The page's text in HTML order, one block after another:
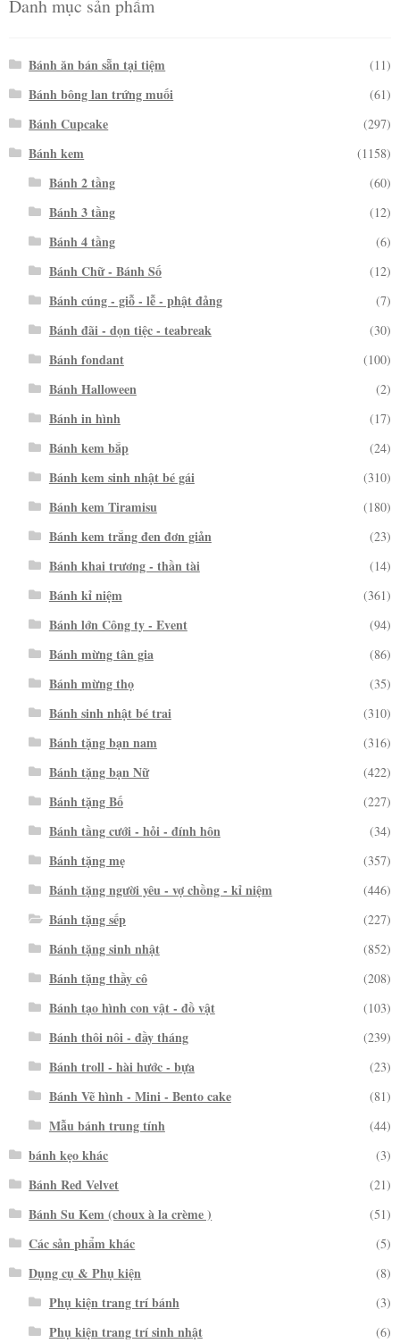
Danh mục sản phẩm
Bánh ăn bán sẵn tại tiệm (11)
Bánh bông lan trứng muối (61)
Bánh Cupcake (297)
Bánh kem (1158)
Bánh 2 tầng (60)
Bánh 3 tầng (12)
Bánh 4 tầng (6)
Bánh Chữ - Bánh Số (12)
Bánh cúng - giỗ - lễ - phật đảng (7)
Bánh đãi - dọn tiệc - teabreak (30)
Bánh fondant (100)
Bánh Halloween (2)
Bánh in hình (17)
Bánh kem bắp (24)
Bánh kem sinh nhật bé gái (310)
Bánh kem Tiramisu (180)
Bánh kem trắng đen đơn giản (23)
Bánh khai trương - thần tài (14)
Bánh kỉ niệm (361)
Bánh lớn Công ty - Event (94)
Bánh mừng tân gia (86)
Bánh mừng thọ (35)
Bánh sinh nhật bé trai (310)
Bánh tặng bạn nam (316)
Bánh tặng bạn Nữ (422)
Bánh tặng Bố (227)
Bánh tầng cưới - hỏi - đính hôn (34)
Bánh tặng mẹ (357)
Bánh tặng người yêu - vợ chồng - kỉ niệm (446)
Bánh tặng sếp (227)
Bánh tặng sinh nhật (852)
Bánh tặng thầy cô (208)
Bánh tạo hình con vật - đồ vật (103)
Bánh thôi nôi - đầy tháng (239)
Bánh troll - hài hước - bựa (23)
Bánh Vẽ hình - Mini - Bento cake (81)
Mẫu bánh trung tính (44)
bánh kẹo khác (3)
Bánh Red Velvet (21)
Bánh Su Kem (choux à la crème ) (51)
Các sản phẩm khác (5)
Dụng cụ & Phụ kiện (8)
Phụ kiện trang trí bánh (3)
Phụ kiện trang trí sinh nhật (6)